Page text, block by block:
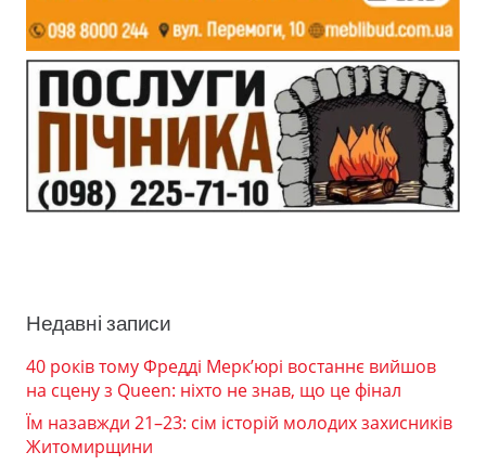
Недавні записи
40 років тому Фредді Мерк’юрі востаннє вийшов
на сцену з Queen: ніхто не знав, що це фінал
Їм назавжди 21–23: сім історій молодих захисників
Житомирщини